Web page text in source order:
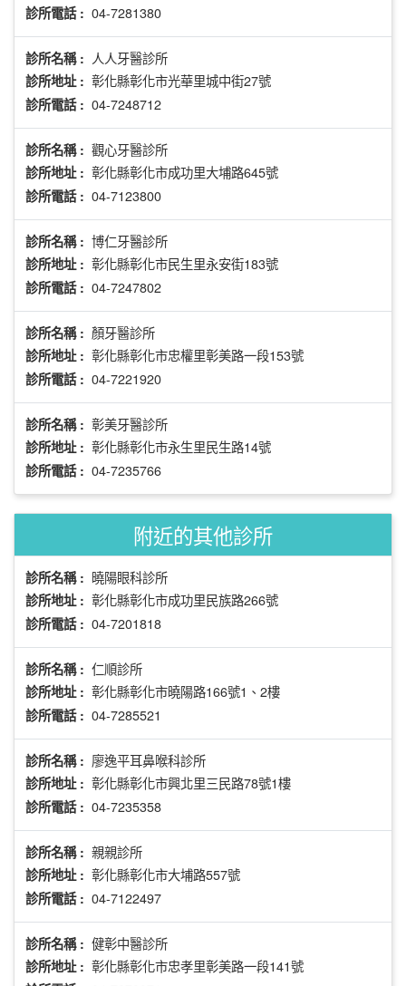
診所電話 : 04-7281380
診所名稱 : 人人牙醫診所
診所地址 : 彰化縣彰化市光華里城中街27號
診所電話 : 04-7248712
診所名稱 : 觀心牙醫診所
診所地址 : 彰化縣彰化市成功里大埔路645號
診所電話 : 04-7123800
診所名稱 : 博仁牙醫診所
診所地址 : 彰化縣彰化市民生里永安街183號
診所電話 : 04-7247802
診所名稱 : 顏牙醫診所
診所地址 : 彰化縣彰化市忠權里彰美路一段153號
診所電話 : 04-7221920
診所名稱 : 彰美牙醫診所
診所地址 : 彰化縣彰化市永生里民生路14號
診所電話 : 04-7235766
附近的其他診所
診所名稱 : 曉陽眼科診所
診所地址 : 彰化縣彰化市成功里民族路266號
診所電話 : 04-7201818
診所名稱 : 仁順診所
診所地址 : 彰化縣彰化市曉陽路166號1、2樓
診所電話 : 04-7285521
診所名稱 : 廖逸平耳鼻喉科診所
診所地址 : 彰化縣彰化市興北里三民路78號1樓
診所電話 : 04-7235358
診所名稱 : 親親診所
診所地址 : 彰化縣彰化市大埔路557號
診所電話 : 04-7122497
診所名稱 : 健彰中醫診所
診所地址 : 彰化縣彰化市忠孝里彰美路一段141號